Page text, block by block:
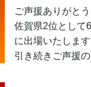
ご声援ありがと
佐賀県2位として
に出場いたします
引き続きご声援